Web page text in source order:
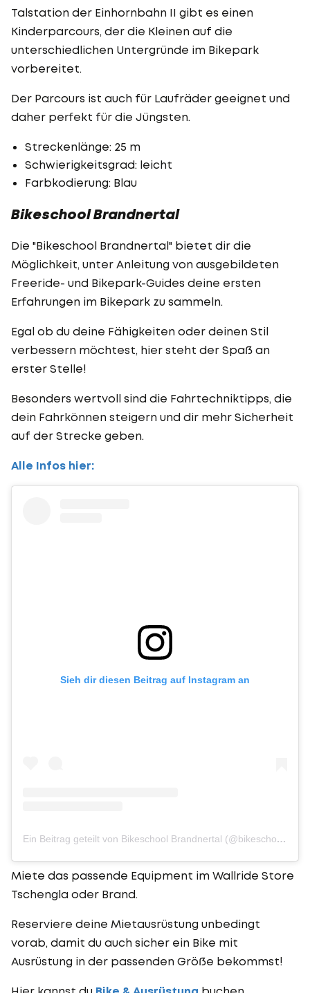
Talstation der Einhornbahn II gibt es einen
Kinderparcours, der die Kleinen auf die
unterschiedlichen Untergründe im Bikepark
vorbereitet.
Der Parcours ist auch für Laufräder geeignet und
daher perfekt für die Jüngsten.
Streckenlänge: 25 m
Schwierigkeitsgrad: leicht
Farbkodierung: Blau
Bikeschool Brandnertal
Die "Bikeschool Brandnertal" bietet dir die
Möglichkeit, unter Anleitung von ausgebildeten
Freeride- und Bikepark-Guides deine ersten
Erfahrungen im Bikepark zu sammeln.
Egal ob du deine Fähigkeiten oder deinen Stil
verbessern möchtest, hier steht der Spaß an
erster Stelle!
Besonders wertvoll sind die Fahrtechniktipps, die
dein Fahrkönnen steigern und dir mehr Sicherheit
auf der Strecke geben.
Alle Infos hier:
Sieh dir diesen Beitrag auf Instagram an
Ein Beitrag geteilt von Bikeschool Brandnertal (@bikeschool_brandnertal)
Miete das passende Equipment im Wallride Store
Tschengla oder Brand.
Reserviere deine Mietausrüstung unbedingt
vorab, damit du auch sicher ein Bike mit
Ausrüstung in der passenden Größe bekommst!